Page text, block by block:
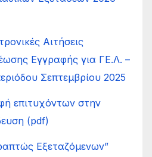
Αιτήσεις
Εγγραφής για ΓΕ.Λ. –
Σεπτεμβρίου 2025
επιτυχόντων στην
(pdf)
Εξεταζόμενων”